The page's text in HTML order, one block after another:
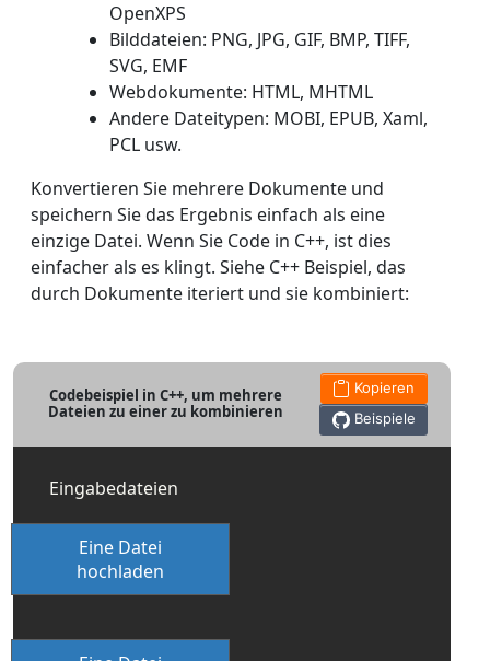
OpenXPS
Bilddateien: PNG, JPG, GIF, BMP, TIFF,
SVG, EMF
Webdokumente: HTML, MHTML
Andere Dateitypen: MOBI, EPUB, Xaml,
PCL usw.
Konvertieren Sie mehrere Dokumente und
speichern Sie das Ergebnis einfach als eine
einzige Datei. Wenn Sie Code in C++, ist dies
einfacher als es klingt. Siehe C++ Beispiel, das
durch Dokumente iteriert und sie kombiniert:
Codebeispiel in C++, um mehrere
Dateien zu einer zu kombinieren
Kopieren
Beispiele
Eingabedateien
Eine Datei
hochladen